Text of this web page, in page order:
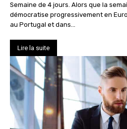
Semaine de 4 jours. Alors que la
démocratise progressivement en
au Portugal et dans...
Lire la suite